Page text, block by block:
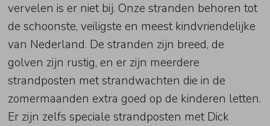
vervelen is er niet bij. Onze stranden behoren tot
de schoonste, veiligste en meest kindvriendelijke
van Nederland. De stranden zijn breed, de
golven zijn rustig, en er zijn meerdere
strandposten met strandwachten die in de
zomermaanden extra goed op de kinderen letten.
Er zijn zelfs speciale strandposten met Dick